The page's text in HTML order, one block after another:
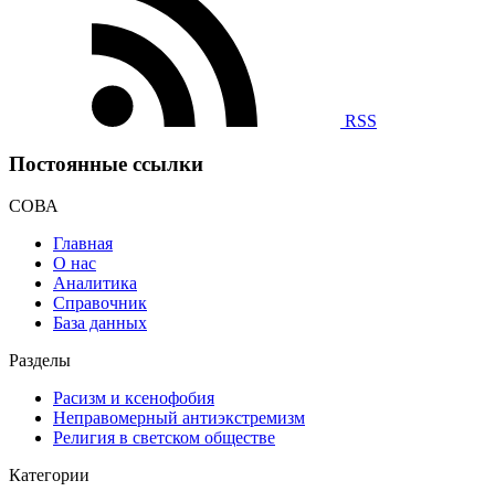
RSS
Постоянные ссылки
СОВА
Главная
О нас
Аналитика
Справочник
База данных
Разделы
Расизм и ксенофобия
Неправомерный антиэкстремизм
Религия в светском обществе
Категории